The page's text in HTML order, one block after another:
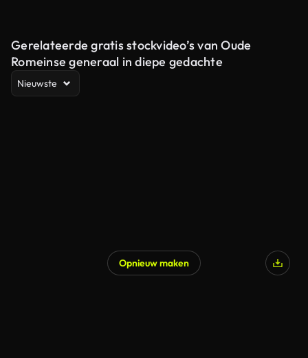
Gerelateerde gratis stockvideo’s van Oude
Romeinse generaal in diepe gedachte
Nieuwste
Opnieuw maken